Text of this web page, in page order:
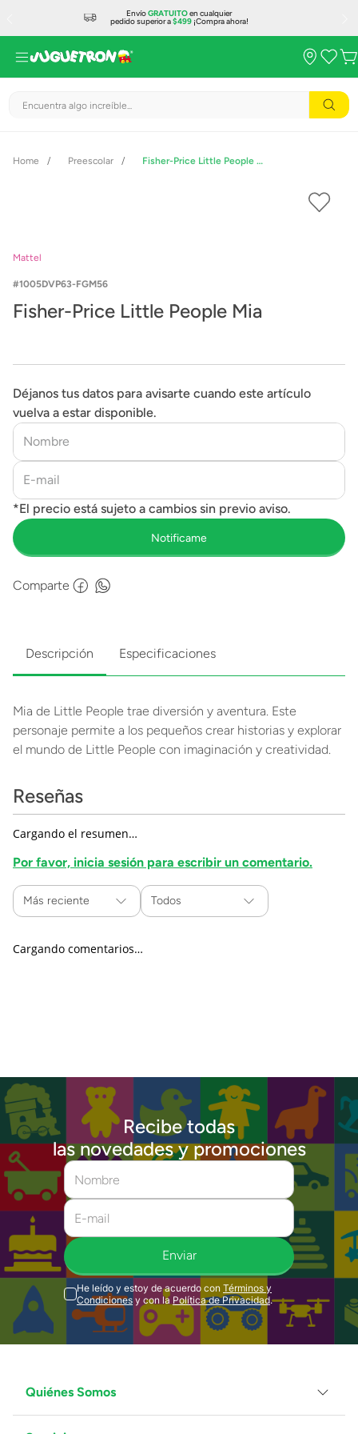
EnvíoGRATUITOen cualquier
pedido superior a$499¡Compra ahora!
Encuentra algo increíble...
Preescolar Fisher-Price Little People Mia
Mattel
1005DVP63-FGM56
Fisher-Price Little People Mia
Déjanos tus datos para avisarte cuando este artículo
vuelva a estar disponible.
Comparte
Descripción Especificaciones
Mia de Little People trae diversión y aventura. Este
personaje permite a los pequeños crear historias y explorar
el mundo de Little People con imaginación y creatividad.
Reseñas
Cargando el resumen…
Por favor, inicia sesión para escribir un comentario.
Más reciente Todos
Cargando comentarios…
Recibe todas
las novedades y promociones
Enviar
He leído y estoy de acuerdo con Términos y
Condiciones y con la Política de Privacidad.
Quiénes Somos